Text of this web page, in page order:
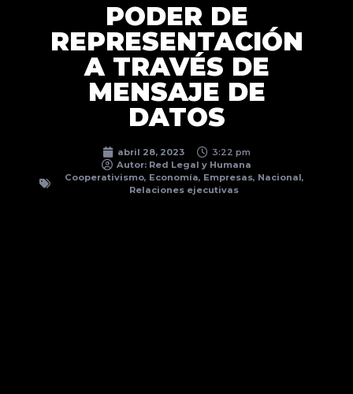
PODER DE
REPRESENTACIÓN
A TRAVÉS DE
MENSAJE DE
DATOS
abril 28, 2023
3:22 pm
Autor: Red Legal y Humana
Cooperativismo, Economía, Empresas, Nacional,
Relaciones ejecutivas